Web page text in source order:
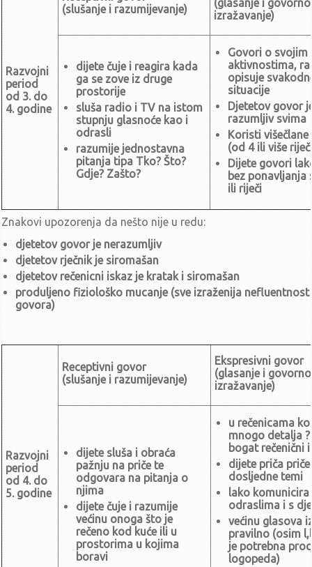
Dokumenti
Statutarna odluka o izmjenama i dopuni Statuta DV Dugo Selo
Odluka o radnom vremenu Vrtića za ped. god. 2025/2026.
Odluka o radnom vremenu Vrtića za ped. god. 2024/2025.
Odluka o zabrani pušenja u Vrtiću
Statut Vrtića
Odluka o rasporedu radnog vremena za ped. god. 2023/2024.
Odluka o rasporedu radnog vremena za ped. god. 2022/2023.
Godišnji plan i program rada DV za ped. god. 2025/2026.
I Izmjene i dopune Godišnjeg plana i programa rada DV za ped.
Godišnji plan i program rada DV za ped. god. 2024/2025.
god. 2023/2024.
Godišnji plan i program rada DV 'Dugo Selo' za ped. god.
2023/2024.
Kurikulum DV 'Dugo Selo'
Godišnji plan i program rada DV Dugo Selo za ped. god.
2022/2023.
Plan klasifikacijskih oznaka i brojčanih oznaka stvaratelja i
primatelja akata za 2023.g.
Godišnji plan i program rada DV Dugo Selo za ped. god.
Izvješće o odgojno-obrazovnom radu DV 'Dugo Selo' za ped.god.
Plan zaštite od požara
Poslovnici, protokoli...
Poslovnik o radu Odgojiteljskog vijeća DVDS
Poslovnik o radu Upravnog vijeća
Pravila za upravljanje dokumentarnim gradivom s popisom
gradiva i rokovima čuvanja - 2023.
Razvojni
period
od 3. do
4. godine
(slušanje i razumijevanje)
(glasanje i govorno
izražavanje)
dijete čuje i reagira kada
ga se zove iz druge
prostorije
sluša radio i TV na istom
stupnju glasnoće kao i
odrasli
razumije jednostavna
pitanja tipa Tko? Što?
Gdje? Zašto?
Govori o svojim
aktivnostima,
opisuje
situacije
Djetetov govor
razumljiv svima
Koristi višečlane
(od 4 ili više
Dijete govori
bez ponavljanja
ili riječi
Znakovi upozorenja da nešto nije u redu:
djetetov govor je nerazumljiv
djetetov rječnik je siromašan
djetetov rečenicni iskaz je kratak i siromašan
produljeno fiziološko mucanje (sve izraženija nefluentnost
govora)
Razvojni
period
od 4. do
5. godine
Receptivni govor
(slušanje i razumijevanje)
Ekspresivni govor
(glasanje i govorno
izražavanje)
dijete sluša i obraća
pažnju na priče te
odgovara na pitanja o
njima
dijete čuje i razumije
većinu onoga što je
rečeno kod kuće ili u
prostorima u kojima
boravi
u rečenicama
mnogo detalja
bogat rečenični
dijete priča priče
dosljedne temi
lako komunicira
odraslima i s
većinu glasova
pravilno (osim
je potrebna
logopeda)